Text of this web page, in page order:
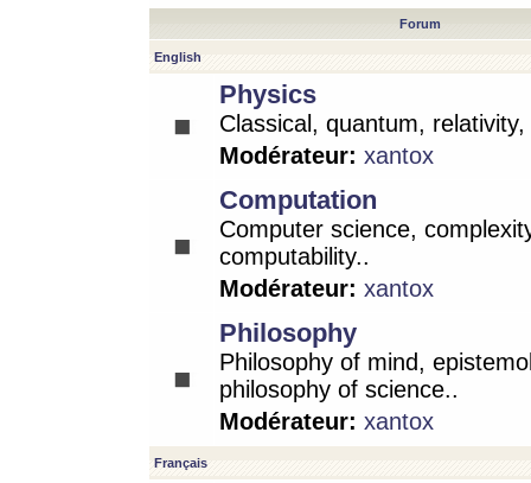
Forum
English
Physics
Classical, quantum,
Modérateur: xantox
Computation
Computer science,
computability..
Modérateur: xantox
Philosophy
Philosophy of mind,
philosophy of science..
Modérateur: xantox
Français